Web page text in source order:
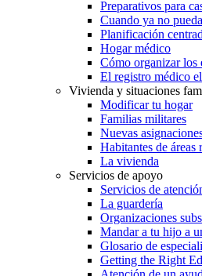
Preparativos para
Cuando ya no
Planificación
Hogar médico
Cómo organizar los
El registro médico
Vivienda y situaciones
Modificar tu hogar
Familias militares
Nuevas
Habitantes de áreas
La vivienda
Servicios de apoyo
Servicios de
La guardería
Organizaciones
Mandar a tu hijo a
Glosario de
Getting the Right